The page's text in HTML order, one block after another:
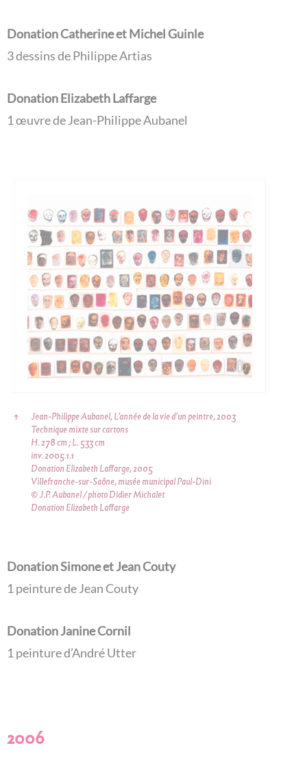
Donation Catherine et Michel Guinle
3 dessins de Philippe Artias
Donation Elizabeth Laffarge
1 œuvre de Jean-Philippe Aubanel
↑
Jean-Philippe Aubanel, L’année de la vie d’un peintre, 2003
Technique mixte sur cartons
H. 278 cm ; L. 533 cm
inv. 2005.1.1
Donation Elizabeth Laffarge, 2005
Villefranche-sur-Saône, musée municipal Paul-Dini
© J.P. Aubanel / photo Didier Michalet
Donation Elizabeth Laffarge
Donation Simone et Jean Couty
1 peinture de Jean Couty
Donation Janine Cornil
1 peinture d’André Utter
2006